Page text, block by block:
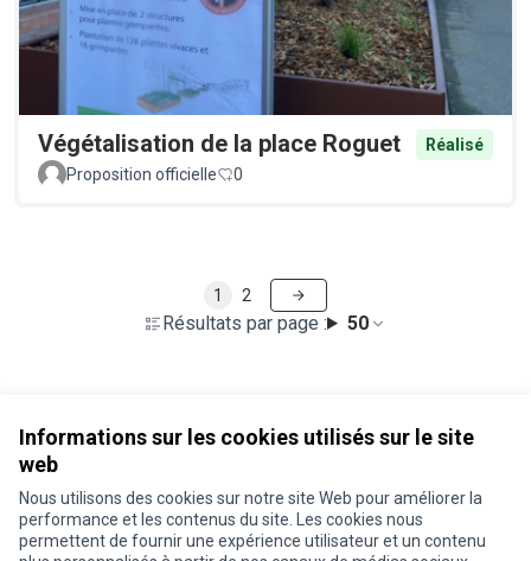
Informations sur les cookies utilisés sur le site
web
Nous utilisons des cookies sur notre site Web pour améliorer la
performance et les contenus du site. Les cookies nous
permettent de fournir une expérience utilisateur et un contenu
Végétalisation de la place Roguet
Réalisé
Proposition officielle
0
Résultats par page : 50
1 2
Conditions d'utilisation
Paramètres des cookies
Je participe ! sur X
Je participe ! sur Facebook
Je participe ! sur Instagram